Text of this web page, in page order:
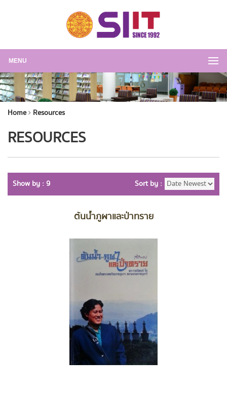
MENU
Home Resources
RESOURCES
Show by : 9 Sort by :
ต้นน้ำภูผาและป่าทราย